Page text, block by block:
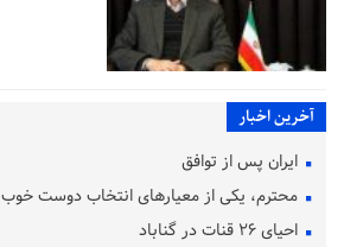
آخرین اخبار
ایران پس از توافق
محترم، یکی از معیارهای انتخاب دوست خوب
احیای ۲۶ قنات در گناباد